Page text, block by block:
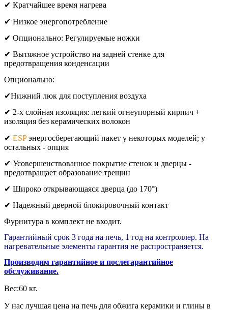
✔ Кратчайшее время нагрева
✔ Низкое энергопотребление
✔ Опционально: Регулируемые ножки
✔ Вытяжное устройство на задней стенке для
предотвращения конденсации
Опционально:
✔Нижний люк для поступления воздуха
✔ 2-х слойная изоляция: легкий огнеупорный кирпич +
изоляция без керамических волокон
✔ ESPэнергосберегающий пакет у некоторых моделей; у
остальных - опция
✔ Усовершенствованное покрытие стенок и дверцы -
предотвращает образование трещин
✔ Широко открывающаяся дверца (до 170°)
✔ Надежный дверной блокировочный контакт
Фурнитура в комплект не входит.
Гарантийный срок 3 года на печь, 1 год на контроллер. На
нагревательные элементы гарантия не распространяется.
Производим гарантийное и послегарантийное
обслуживание.
Вес:60 кг.
У нас лучшая цена на печь для обжига керамики и глины в